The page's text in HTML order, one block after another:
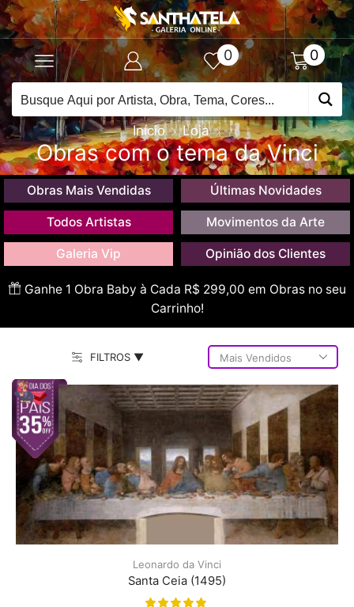
0 0
Início Loja
Obras com o tema da Vinci
Obras Mais Vendidas Últimas Novidades
Todos Artistas Movimentos da Arte
Galeria Vip Opinião dos Clientes
Ganhe 1 Obra Baby à Cada R$ 299,00 em Obras no seu
Carrinho!
FILTROS ▼
Leonardo da Vinci
Santa Ceia (1495)